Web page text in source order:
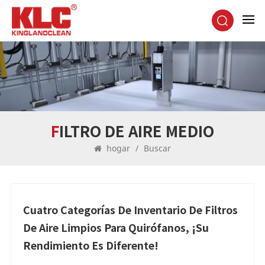
FILTRO DE AIRE MEDIO
hogar / Buscar
Cuatro Categorías De Inventario De Filtros
De Aire Limpios Para Quirófanos, ¡su
Rendimiento Es Diferente!